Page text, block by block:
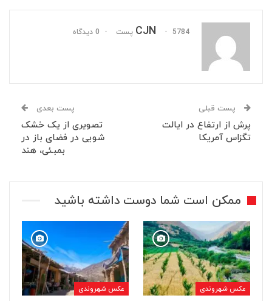
CJN 5784 پست 0 دیدگاه
پست قبلی
پرش از ارتفاع در ایالت
تگزاس آمریکا
پست بعدی
تصویری از یک خشک
شویی در فضای باز در
بمبئی، هند
ممکن است شما دوست داشته باشید
عکس شهروندی عکس شهروندی